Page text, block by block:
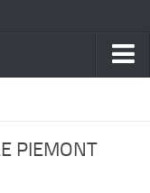
PIEMONT